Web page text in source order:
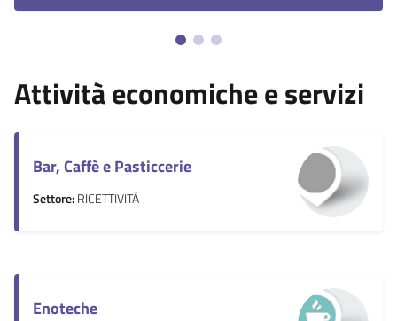
Attività economiche e servizi
Bar, Caffè e Pasticcerie
Settore:RICETTIVITÀ
Enoteche